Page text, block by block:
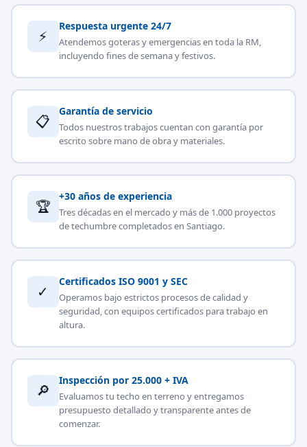
⚡
Respuesta urgente 24/7
Atendemos goteras y emergencias en toda la RM,
incluyendo fines de semana y festivos.
📋
Garantía de servicio
Todos nuestros trabajos cuentan con garantía por
escrito sobre mano de obra y materiales.
🏆
+30 años de experiencia
Tres décadas en el mercado y más de 1.000 proyectos
de techumbre completados en Santiago.
✓
Certificados ISO 9001 y SEC
Operamos bajo estrictos procesos de calidad y
seguridad, con equipos certificados para trabajo en
altura.
🔎
Inspección por 25.000 + IVA
Evaluamos tu techo en terreno y entregamos
presupuesto detallado y transparente antes de
comenzar.